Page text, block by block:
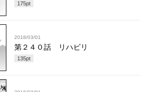
175pt
2018/03/01
第２４０話 リハビリ
135pt